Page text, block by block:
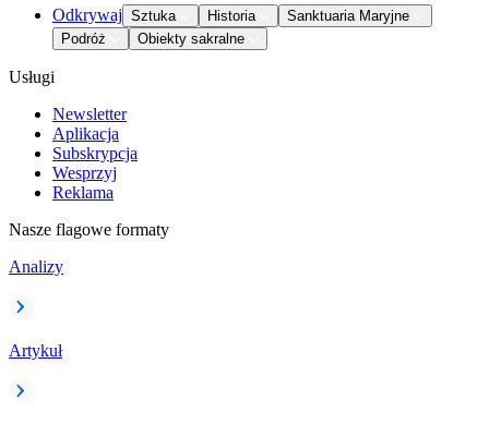
Odkrywaj Sztuka Historia
Sanktuaria Maryjne
Podróż
Obiekty sakralne
Usługi
Newsletter
Aplikacja
Subskrypcja
Wesprzyj
Reklama
Nasze flagowe formaty
Analizy
Artykuł